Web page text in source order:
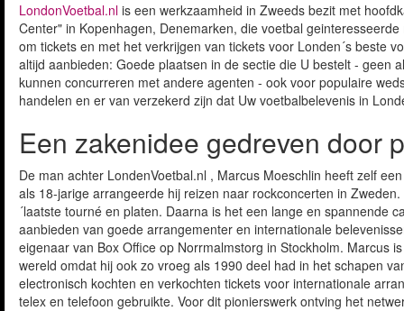
LondonVoetbal.nl is een werkzaamheid in Zweeds bezit met
Center" in Kopenhagen, Denemarken, die voetbal
om tickets en met het verkrijgen van tickets voor Londen´s beste
altijd aanbieden: Goede plaatsen in de sectie die U bestelt - geen
kunnen concurreren met andere agenten - ook voor populaire
handelen en er van verzekerd zijn dat Uw voetbalbelevenis in
Een zakenidee gedreven door
De man achter LondenVoetbal.nl , Marcus Moeschlin heeft zelf
als 18-jarige arrangeerde hij reizen naar rockconcerten in
´laatste tourné en platen. Daarna is het een lange en spannende
aanbieden van goede arrangementer en internationale
eigenaar van Box Office op Norrmalmstorg in Stockholm. Marcus
wereld omdat hij ook zo vroeg als 1990 deel had in het schapen
electronisch kochten en verkochten tickets voor internationale
telex en telefoon gebruikte. Voor dit pionierswerk ontving het